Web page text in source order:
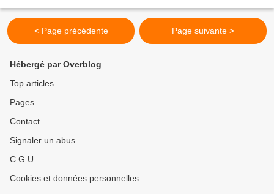
< Page précédente Page suivante >
Hébergé par Overblog
Top articles
Pages
Contact
Signaler un abus
C.G.U.
Cookies et données personnelles